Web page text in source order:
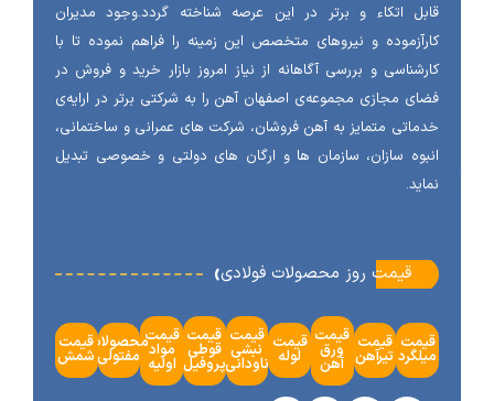
اتکاء و برتر در این عرصه شناخته گردد.وجود مدیران
و نیروهای متخصص این زمینه را فراهم نموده تا با
و بررسی آگاهانه از نیاز امروز بازار خرید و فروش در
مجازی مجموعه‌ی اصفهان آهن را به شرکتی برتر در ارایه‌ی
متمایز به آهن فروشان، شرکت های عمرانی و ساختمانی،
سازان، سازمان ها و ارگان های دولتی و خصوصی تبدیل
‹قیمت روز محصولات فولادی
قیمت
تیرآهن
قیمت
ورق
آهن
قیمت
لوله
قیمت
نبشی
ناودانی
قیمت
قوطی
پروفیل
قیمت
مواد
اولیه
محصولات
مفتولی
قیمت
شمش